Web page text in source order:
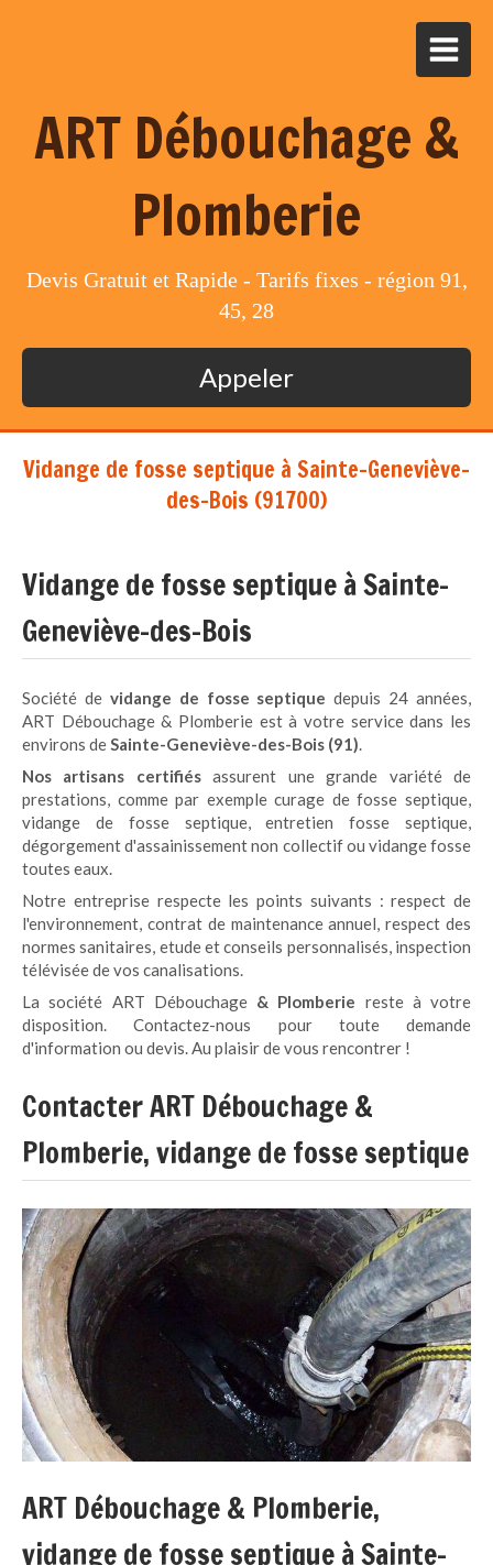
ART Débouchage &
Plomberie
Devis Gratuit et Rapide - Tarifs fixes - région 91,
45, 28
Appeler
Vidange de fosse septique à Sainte-Geneviève-
des-Bois (91700)
Vidange de fosse septique à Sainte-
Geneviève-des-Bois
Société de vidange de fosse septiquedepuis 24 années,
ART Débouchage& Plomberie est à votre service dans les
environs deSainte-Geneviève-des-Bois (91).
Nos artisans certifiésassurent une grande variété de
prestations, comme par exemple curage de fosse septique,
vidange de fosse septique, entretien fosse septique,
dégorgement d'assainissement non collectif ou vidange fosse
toutes eaux.
Notre entreprise respecte les points suivants : respect de
l'environnement, contrat de maintenance annuel, respect des
normes sanitaires, etude et conseils personnalisés, inspection
télévisée de vos canalisations.
La société ART Débouchage& Plomberie reste à votre
disposition. Contactez-nous pour toute demande
d'information ou devis. Au plaisir de vous rencontrer !
Contacter ART Débouchage &
Plomberie, vidange de fosse septique
ART Débouchage & Plomberie,
vidange de fosse septique à Sainte-